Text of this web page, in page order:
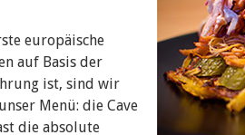
europäische
auf Basis der
ist, sind wir
Menü: die Cave
die absolute